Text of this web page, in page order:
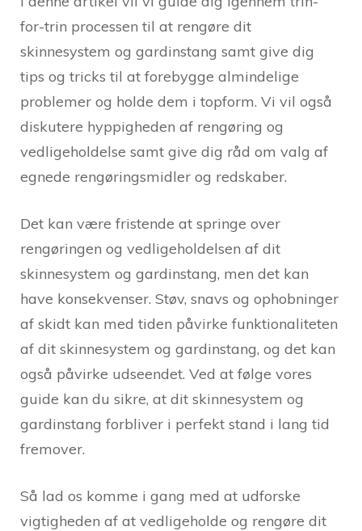
for-trin processen til at rengøre dit
skinnesystem og gardinstang samt give dig
tips og tricks til at forebygge almindelige
problemer og holde dem i topform. Vi vil også
diskutere hyppigheden af rengøring og
vedligeholdelse samt give dig råd om valg af
egnede rengøringsmidler og redskaber.
Det kan være fristende at springe over
rengøringen og vedligeholdelsen af dit
skinnesystem og gardinstang, men det kan
have konsekvenser. Støv, snavs og ophobninger
af skidt kan med tiden påvirke funktionaliteten
af dit skinnesystem og gardinstang, og det kan
også påvirke udseendet. Ved at følge vores
guide kan du sikre, at dit skinnesystem og
gardinstang forbliver i perfekt stand i lang tid
fremover.
Så lad os komme i gang med at udforske
vigtigheden af at vedligeholde og rengøre dit